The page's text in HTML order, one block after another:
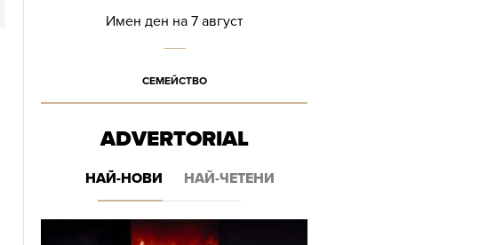
Имен ден на 7 август
СЕМЕЙСТВО
ADVERTORIAL
НАЙ-НОВИ НАЙ-ЧЕТЕНИ